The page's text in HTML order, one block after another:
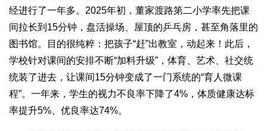
经进行了一年多。2025年初，董家渡路第二小学率先把课
间拉长到15分钟，盘活操场、屋顶的乒乓房，甚至角落里的
图书馆。目的很纯粹：把孩子“赶”出教室，动起来！此后，
学校针对课间的安排不断“加料升级”，体育、艺术、社交统
统装了进去，让课间15分钟变成了一门系统的“育人微课
程”。一年来，学生的视力不良率下降了4%，体质健康达标
率提升5%、优良率达74%。